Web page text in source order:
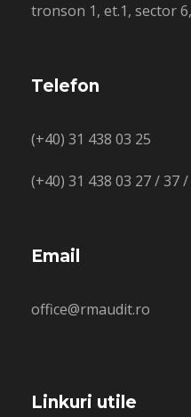
tronson 1, et.1, sector
Telefon
(+40) 31 438 03 25
(+40) 31 438 03 27 / 37 /
Email
office@rmaudit.ro
Linkuri utile